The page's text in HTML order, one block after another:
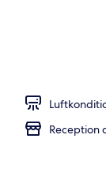
Reception